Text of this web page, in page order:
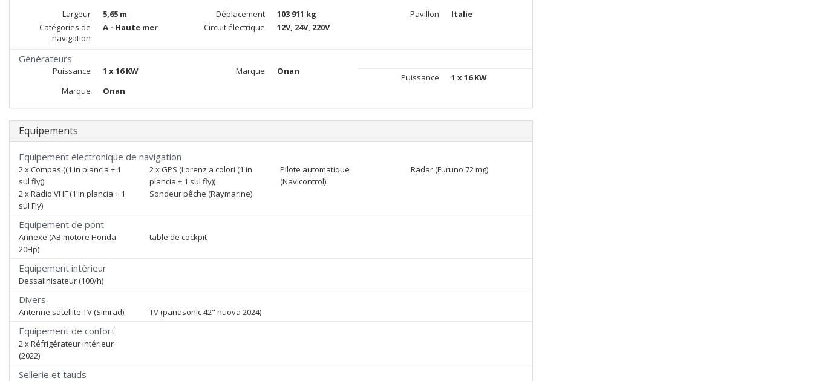
Largeur 5,65 m Déplacement 103 911 kg Pavillon
Italie
Catégories de
navigation
A - Haute mer Circuit électrique 12V, 24V, 220V
Générateurs
Puissance 1 x 16 KW Marque Onan
Puissance
1 x 16 KW
Marque
Onan
Equipements
Equipement électronique de navigation
2 x Compas ((1 in plancia + 1
sul fly))
2 x GPS (Lorenz a colori (1 in
plancia + 1 sul fly))
Pilote automatique
(Navicontrol)
Radar (Furuno 72 mg)
2 x Radio VHF (1 in plancia + 1
sul Fly)
Sondeur pêche (Raymarine)
Equipement de pont
Annexe (AB motore Honda
20Hp)
table de cockpit
Equipement intérieur
Dessalinisateur (100/h)
Divers
Antenne satellite TV (Simrad) TV (panasonic 42" nuova 2024)
Equipement de confort
2 x Réfrigérateur intérieur
(2022)
Sellerie et tauds